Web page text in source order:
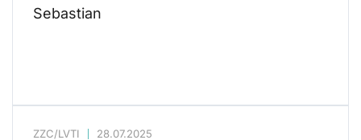
Sebastian
ZZC/LVTI 28.07.2025